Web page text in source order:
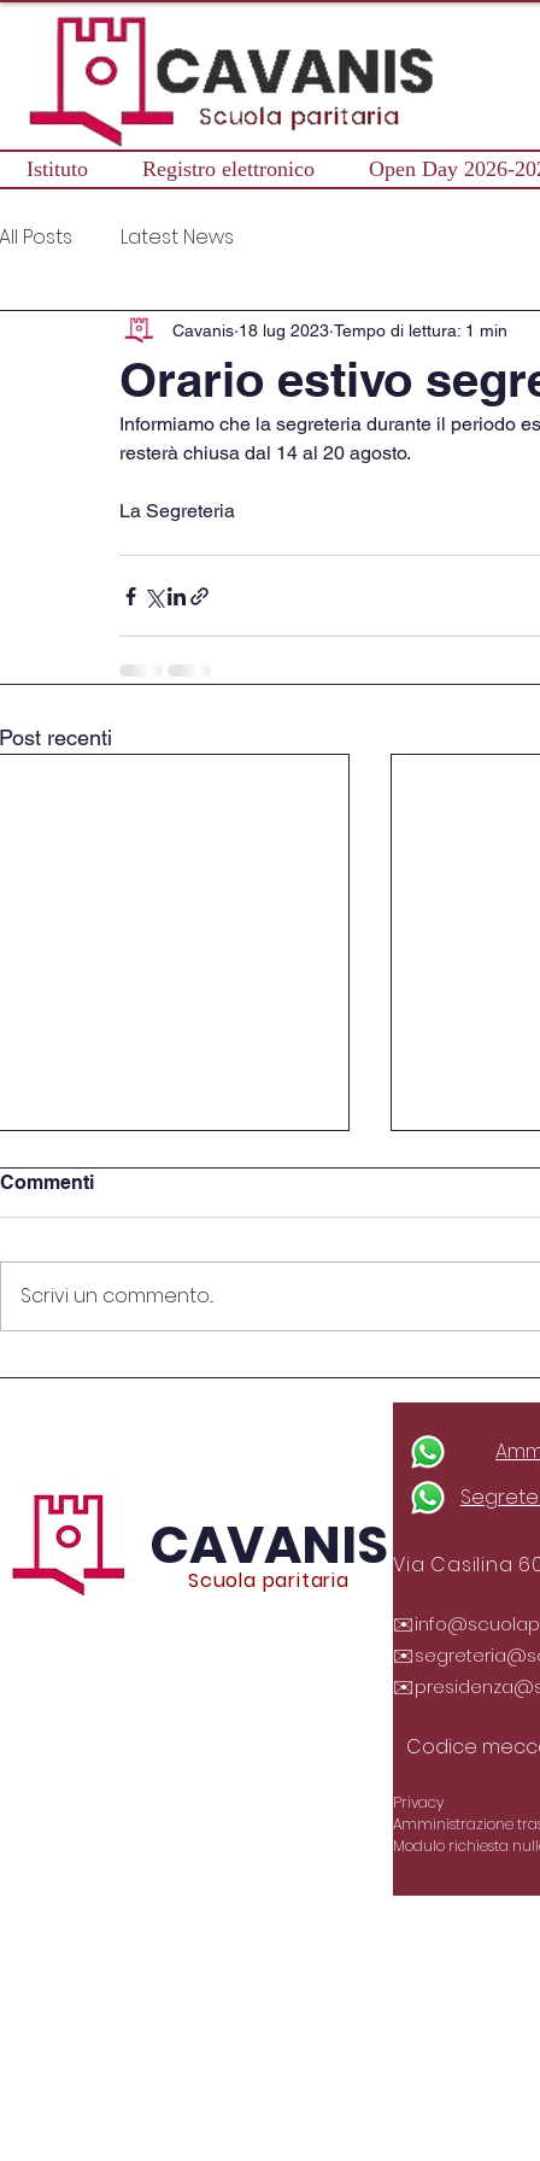
Istituto Registro elettronico Open Day 2026-
All Posts Latest News
Orario estivo
Cavanis 18 lug 2023 Tempo di lettura: 1 min
Informiamo che la segreteria durante il periodo
resterà chiusa dal 14 al 20 agosto.
La Segreteria
Post recenti
Commenti
Scrivi un commento...
Scuola paritaria
CAVANIS Via Casilina
✉️
✉️
✉️
Codice
Privacy
Amministrazione
Modulo richiesta